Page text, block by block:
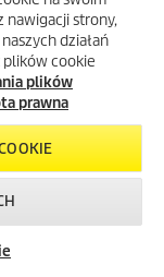
nawigacji strony,
działań
cookie
plików
prawna